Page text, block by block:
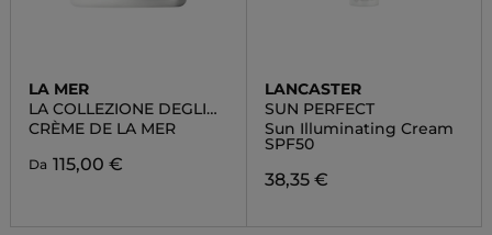
LA MER
LA COLLEZIONE DEGLI
IDRATANTI
CRÈME DE LA MER
Da 115,00 €
LANCASTER
SUN PERFECT
Sun Illuminating Cream
SPF50
38,35 €